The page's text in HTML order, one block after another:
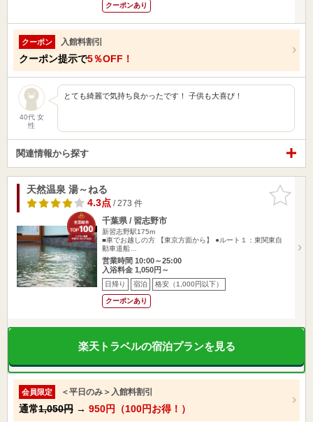
クーポンあり
クーポン 入館料割引
クーポン提示で5％OFF！
40代 女
性
とても綺麗で気持ち良かったです！ 子供も大喜び！
関連情報から探す
お気に入
りに追加
天然温泉 湯～ねる
4.3点/ 273 件
千葉県 / 習志野市
新習志野駅175m
■車でお越しの方 【東京方面から】 ●ルート１：東関東自
動車道船…
営業時間 10:00～25:00
入浴料金 1,050円～
日帰り 宿泊 格安（1,000円以下）
クーポンあり
楽天トラベルの宿泊プランを見る
会員限定 ＜平日のみ＞入館料割引
通常1,050円 → 950円（100円お得！）